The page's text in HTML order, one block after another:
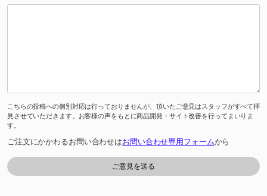
こちらの投稿への個別対応は行っておりませんが、頂いたご意見はスタッフがすべて拝
見させていただきます。お客様の声をもとに商品開発・サイト改善を行ってまいりま
す。
ご注文にかかわるお問い合わせはお問い合わせ専用フォームから